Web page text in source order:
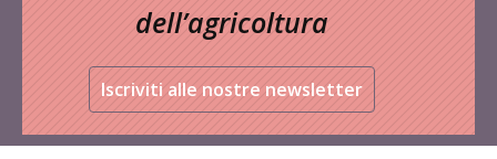
dell’agricoltura
Iscriviti alle nostre newsletter